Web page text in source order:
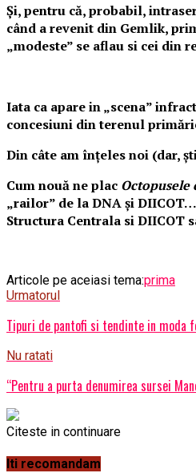
Și, pentru că, probabil,
când a revenit din Gemlik,
„modeste” se aflau si cei din
Iata ca apare in „scena”
concesiuni din terenul
Din câte am înțeles noi (dar,
Cum nouă ne plac Octopusele
„railor” de la DNA și
Structura Centrala si DIICOT
Articole pe aceiasi tema:prima
Urmatorul
Tipuri de pantofi si tendinte in moda
Nu ratati
“Pentru a purta denumirea sursei
Citeste in continuare
Iti recomandam